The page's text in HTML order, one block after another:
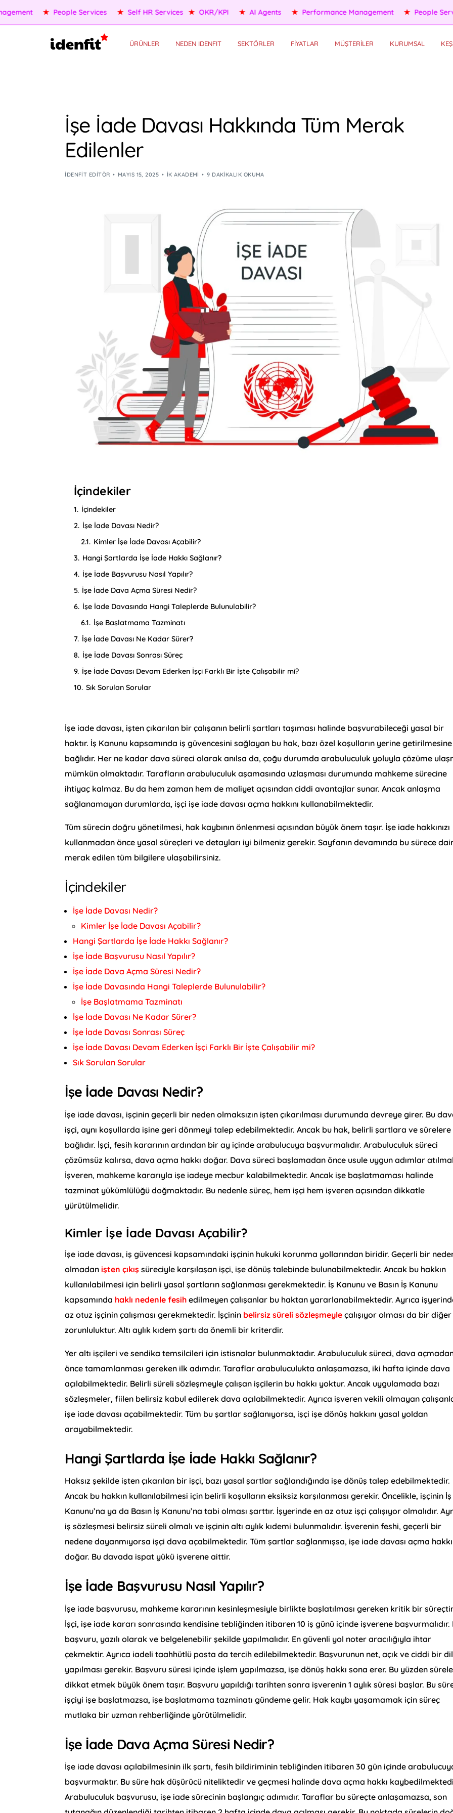
OKR/KPI ★ AI Agents ★ Performance Management ★ People Services Self HR Services ★ OKR/KPI ★ AI Agents
ÜRÜNLER NEDEN IDENFIT SEKTÖRLER FİYATLAR MÜŞTERİLER KURUMSAL
İşe İade Davası Hakkında Tüm Merak
Edilenler
IDENFIT EDITÖR MAYIS 15, 2025 İK AKADEMI 9 DAKIKALIK OKUMA
İçindekiler
1. İçindekiler
2. İşe İade Davası Nedir?
2.1. Kimler İşe İade Davası Açabilir?
3. Hangi Şartlarda İşe İade Hakkı Sağlanır?
4. İşe İade Başvurusu Nasıl Yapılır?
5. İşe İade Dava Açma Süresi Nedir?
6. İşe İade Davasında Hangi Taleplerde Bulunulabilir?
6.1. İşe Başlatmama Tazminatı
7. İşe İade Davası Ne Kadar Sürer?
8. İşe İade Davası Sonrası Süreç
9. İşe İade Davası Devam Ederken İşçi Farklı Bir İşte Çalışabilir mi?
10. Sık Sorulan Sorular
İşe iade davası, işten çıkarılan bir çalışanın belirli şartları taşıması halinde başvurabileceği yasal bir
haktır. İş Kanunu kapsamında iş güvencesini sağlayan bu hak, bazı özel koşulların yerine getirilmesine
bağlıdır. Her ne kadar dava süreci olarak anılsa da, çoğu durumda arabuluculuk yoluyla çözüme
mümkün olmaktadır. Tarafların arabuluculuk aşamasında uzlaşması durumunda mahkeme sürecine
ihtiyaç kalmaz. Bu da hem zaman hem de maliyet açısından ciddi avantajlar sunar. Ancak anlaşma
sağlanamayan durumlarda, işçi işe iade davası açma hakkını kullanabilmektedir.
Tüm sürecin doğru yönetilmesi, hak kaybının önlenmesi açısından büyük önem taşır. İşe iade hakkınızı
kullanmadan önce yasal süreçleri ve detayları iyi bilmeniz gerekir. Sayfanın devamında bu sürece
merak edilen tüm bilgilere ulaşabilirsiniz.
İçindekiler
İşe İade Davası Nedir?
Kimler İşe İade Davası Açabilir?
Hangi Şartlarda İşe İade Hakkı Sağlanır?
İşe İade Başvurusu Nasıl Yapılır?
İşe İade Dava Açma Süresi Nedir?
İşe İade Davasında Hangi Taleplerde Bulunulabilir?
İşe Başlatmama Tazminatı
İşe İade Davası Ne Kadar Sürer?
İşe İade Davası Sonrası Süreç
İşe İade Davası Devam Ederken İşçi Farklı Bir İşte Çalışabilir mi?
Sık Sorulan Sorular
İşe İade Davası Nedir?
İşe iade davası, işçinin geçerli bir neden olmaksızın işten çıkarılması durumunda devreye girer. Bu
işçi, aynı koşullarda işine geri dönmeyi talep edebilmektedir. Ancak bu hak, belirli şartlara ve sürelere
bağlıdır. İşçi, fesih kararının ardından bir ay içinde arabulucuya başvurmalıdır. Arabuluculuk süreci
çözümsüz kalırsa, dava açma hakkı doğar. Dava süreci başlamadan önce usule uygun adımlar
İşveren, mahkeme kararıyla işe iadeye mecbur kalabilmektedir. Ancak işe başlatmaması halinde
tazminat yükümlülüğü doğmaktadır. Bu nedenle süreç, hem işçi hem işveren açısından dikkatle
yürütülmelidir.
Kimler İşe İade Davası Açabilir?
İşe iade davası, iş güvencesi kapsamındaki işçinin hukuki korunma yollarından biridir. Geçerli bir
olmadanişten çıkış süreciyle karşılaşan işçi, işe dönüş talebinde bulunabilmektedir. Ancak bu hakkın
kullanılabilmesi için belirli yasal şartların sağlanması gerekmektedir. İş Kanunu ve Basın İş Kanunu
kapsamında haklı nedenle fesih edilmeyen çalışanlar bu haktan yararlanabilmektedir. Ayrıca
az otuz işçinin çalışması gerekmektedir. İşçinin belirsiz süreli sözleşmeyle çalışıyor olması da bir diğer
zorunluluktur. Altı aylık kıdem şartı da önemli bir kriterdir.
Yer altı işçileri ve sendika temsilcileri için istisnalar bulunmaktadır. Arabuluculuk süreci, dava
önce tamamlanması gereken ilk adımdır. Taraflar arabuluculukta anlaşamazsa, iki hafta içinde dava
açılabilmektedir. Belirli süreli sözleşmeyle çalışan işçilerin bu hakkı yoktur. Ancak uygulamada bazı
sözleşmeler, fiilen belirsiz kabul edilerek dava açılabilmektedir. Ayrıca işveren vekili olmayan
işe iade davası açabilmektedir. Tüm bu şartlar sağlanıyorsa, işçi işe dönüş hakkını yasal yoldan
arayabilmektedir.
Hangi Şartlarda İşe İade Hakkı Sağlanır?
Haksız şekilde işten çıkarılan bir işçi, bazı yasal şartlar sağlandığında işe dönüş talep edebilmektedir.
Ancak bu hakkın kullanılabilmesi için belirli koşulların eksiksiz karşılanması gerekir. Öncelikle, işçinin İş
Kanunu’na ya da Basın İş Kanunu’na tabi olması şarttır. İşyerinde en az otuz işçi çalışıyor olmalıdır.
iş sözleşmesi belirsiz süreli olmalı ve işçinin altı aylık kıdemi bulunmalıdır. İşverenin feshi, geçerli bir
nedene dayanmıyorsa işçi dava açabilmektedir. Tüm şartlar sağlanmışsa, işe iade davası açma hakkı
doğar. Bu davada ispat yükü işverene aittir.
İşe İade Başvurusu Nasıl Yapılır?
İşe iade başvurusu, mahkeme kararının kesinleşmesiyle birlikte başlatılması gereken kritik bir
İşçi, işe iade kararı sonrasında kendisine tebliğinden itibaren 10 iş günü içinde işverene başvurmalıdır.
başvuru, yazılı olarak ve belgelenebilir şekilde yapılmalıdır. En güvenli yol noter aracılığıyla ihtar
çekmektir. Ayrıca iadeli taahhütlü posta da tercih edilebilmektedir. Başvurunun net, açık ve ciddi bir
yapılması gerekir. Başvuru süresi içinde işlem yapılmazsa, işe dönüş hakkı sona erer. Bu yüzden
dikkat etmek büyük önem taşır. Başvuru yapıldığı tarihten sonra işverenin 1 aylık süresi başlar. Bu
işçiyi işe başlatmazsa, işe başlatmama tazminatı gündeme gelir. Hak kaybı yaşamamak için süreç
mutlaka bir uzman rehberliğinde yürütülmelidir.
İşe İade Dava Açma Süresi Nedir?
İşe iade davası açılabilmesinin ilk şartı, fesih bildiriminin tebliğinden itibaren 30 gün içinde
başvurmaktır. Bu süre hak düşürücü niteliktedir ve geçmesi halinde dava açma hakkı
Arabuluculuk başvurusu, işe iade sürecinin başlangıç adımıdır. Taraflar bu süreçte anlaşamazsa, son